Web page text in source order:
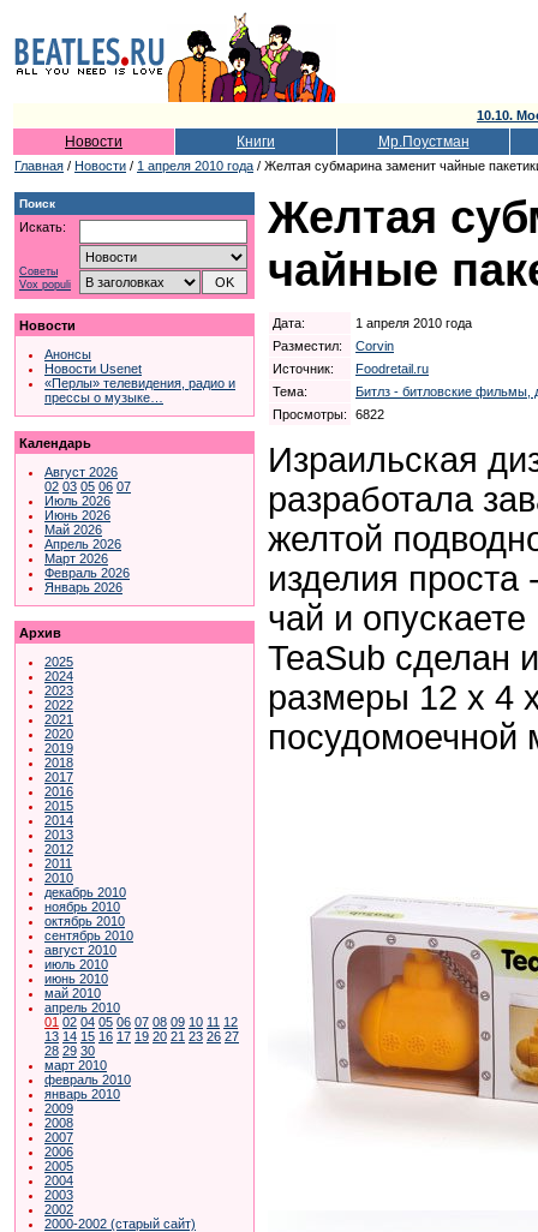
10.10.
Новости Книги Мр.Поустман
Главная / Новости / 1 апреля 2010 года / Желтая субмарина заменит чайные
Поиск
Искать:
Советы
Vox populi
Новости
Анонсы
Новости Usenet
«Перлы» телевидения, радио и
прессы о музыке…
Календарь
Август 2026
02 03 05 06 07
Июль 2026
Июнь 2026
Май 2026
Апрель 2026
Март 2026
Февраль 2026
Январь 2026
Архив
2025
2024
2023
2022
2021
2020
2019
2018
2017
2016
2015
2014
2013
2012
2011
2010
декабрь 2010
ноябрь 2010
октябрь 2010
сентябрь 2010
август 2010
июль 2010
июнь 2010
май 2010
апрель 2010
01 02 04 05 06 07 08 09 10 11 12
13 14 15 16 17 19 20 21 23 26 27
28 29 30
март 2010
февраль 2010
январь 2010
2009
2008
2007
2006
2005
2004
2003
2002
2000-2002 (старый сайт)
Желтая
чайные
Дата:
1 апреля 2010 года
Разместил:
Corvin
Источник:
Foodretail.ru
Тема:
Битлз - битловские фильмы,
Просмотры:
6822
Израильская
разработала
желтой
изделия проста
чай и
TeaSub сделан
размеры 12 x 4
посудомоечной